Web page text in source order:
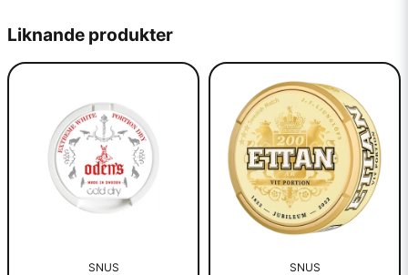
Liknande produkter
SNUS SNUS